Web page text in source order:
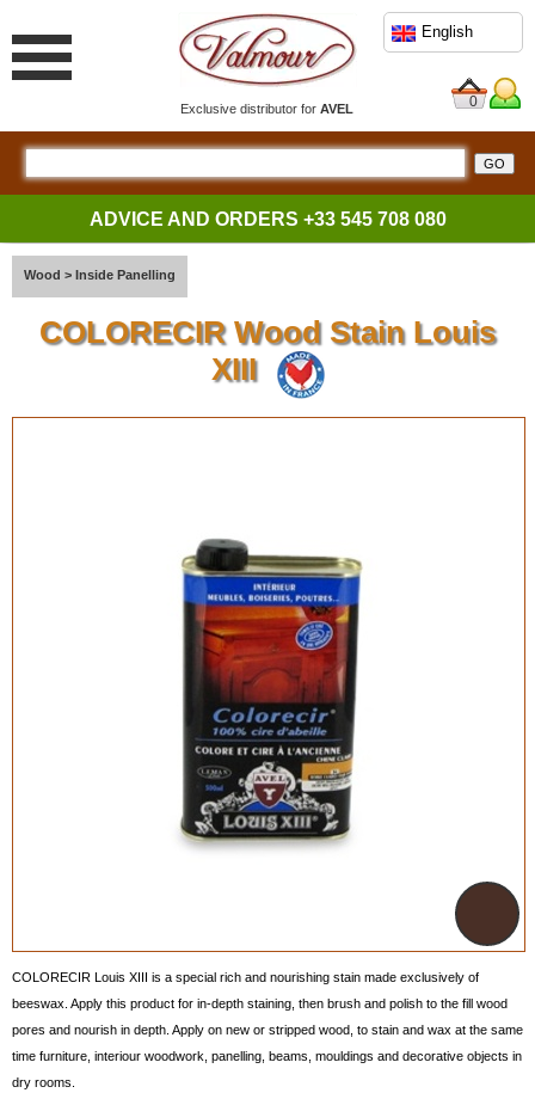
Exclusive distributor forAVEL
English
0
ADVICE AND ORDERS +33 545 708 080
Wood > Inside Panelling
COLORECIR Wood Stain Louis
XIII
COLORECIR Louis XIII is a special rich and nourishing stain made exclusively of
beeswax. Apply this product for in-depth staining, then brush and polish to the fill wood
pores and nourish in depth. Apply on new or stripped wood, to stain and wax at the same
time furniture, interiour woodwork, panelling, beams, mouldings and decorative objects in
dry rooms.